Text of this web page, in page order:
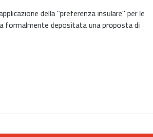
della "preferenza insulare" per le
formalmente depositata una proposta di